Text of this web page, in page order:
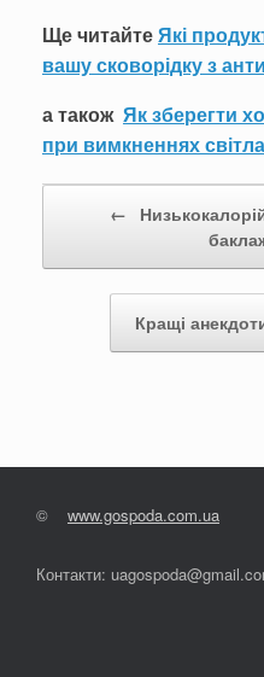
Ще читайтеЯкі
вашу сковорідку з
а також Як зберегти
при вимкненнях світла
←
Кращі
© www.gospoda.com.ua
Контакти: